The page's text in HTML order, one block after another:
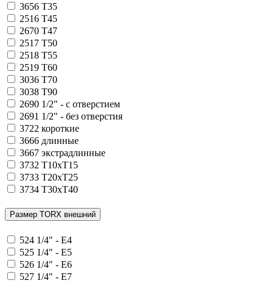
3656 T35
2516 T45
2670 T47
2517 T50
2518 T55
2519 T60
3036 T70
3038 T90
2690 1/2" - с отверстием
2691 1/2" - без отверстия
3722 короткие
3666 длинные
3667 экстрадлинные
3732 T10xT15
3733 T20xT25
3734 T30xT40
Размер TORX внешний
524 1/4" - E4
525 1/4" - E5
526 1/4" - E6
527 1/4" - E7